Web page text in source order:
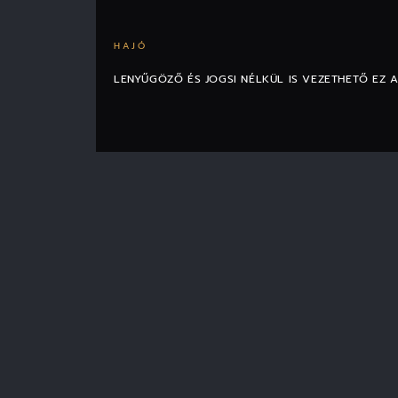
HAJÓ
LENYŰGÖZŐ ÉS JOGSI NÉLKÜL IS VEZETHETŐ EZ